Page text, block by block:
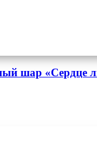
шар «Сердце